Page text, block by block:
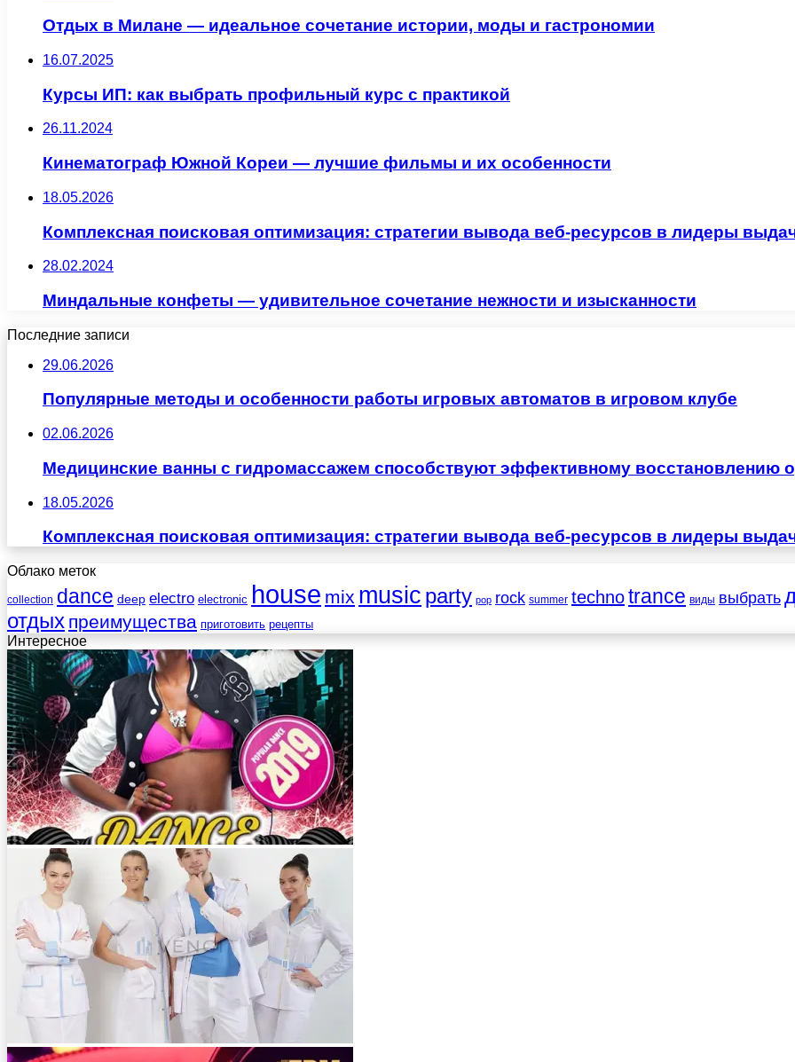
Отдых в Милане — идеальное сочетание истории, моды и гастрономии
16.07.2025
Курсы ИП: как выбрать профильный курс с практикой
26.11.2024
Кинематограф Южной Кореи — лучшие фильмы и их особенности
18.05.2026
Комплексная поисковая оптимизация: стратегии вывода веб-ресурсов в лидеры
28.02.2024
Миндальные конфеты — удивительное сочетание нежности и изысканности
Последние записи
29.06.2026
Популярные методы и особенности работы игровых автоматов в игровом клубе
02.06.2026
Медицинские ванны с гидромассажем способствуют эффективному восстановлению
18.05.2026
Комплексная поисковая оптимизация: стратегии вывода веб-ресурсов в лидеры
Облако меток
collection dance deep electro electronic house mix music party pop rock summer technotrance виды выбрать
отдых преимущества приготовить рецепты
Интересное